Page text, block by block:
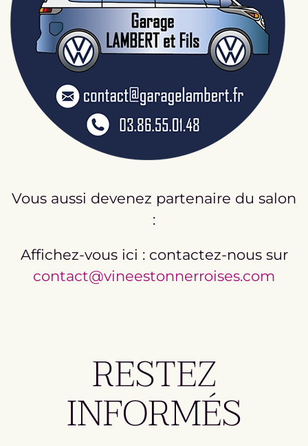
Vous aussi devenez partenaire du salon
:
Affichez-vous ici : contactez-nous sur
contact@vineestonnerroises.com
RESTEZ
INFORMÉS